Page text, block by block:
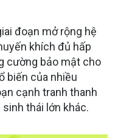
đoạn mở rộng hệ
khích đủ hấp
cường bảo mật cho
biến của nhiều
cạnh tranh thanh
thái lớn khác.